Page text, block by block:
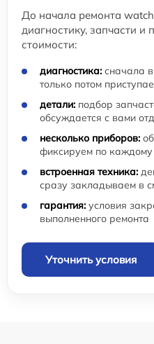
До начала ремонта
диагностику, запчасти и
стоимости:
диагностика: сначала
только потом
детали: подбор
обсуждается с вами
несколько приборов:
фиксируем по каждому
встроенная техника:
сразу закладываем в
гарантия: условия
выполненного ремонта
Уточнить условия